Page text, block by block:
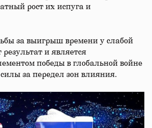
рост их испуга и
за выигрыш времени у слабой
и является
победы в глобальной войне
за передел зон влияния.